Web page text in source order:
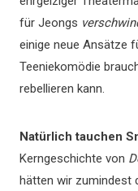
für Jeongs
einige neue Ansätze
Teeniekomödie
rebellieren kann.
Natürlich tauchen
Kerngeschichte von
hätten wir zumindest